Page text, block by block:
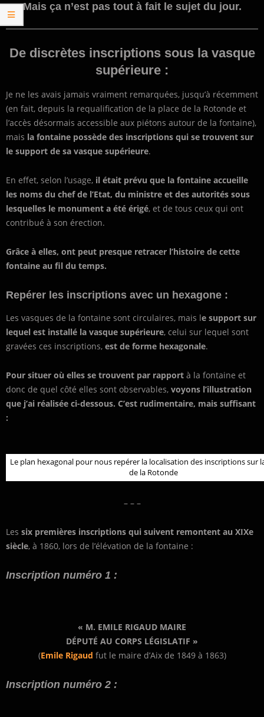
Mais ça n’est pas tout à fait le sujet du jour.
De discrètes inscriptions sous la vasque
supérieure :
Je ne les avais jamais vraiment remarquées, jusqu’à récemment
(en fait, depuis la requalification de la place de la Rotonde et
l’accès désormais accessible aux piétons autour de la fontaine),
mais la fontaine possède des inscriptions qui se trouvent sur
le support de sa vasque supérieure.
En effet, selon l’usage, il était prévu que la fontaine accueille
les noms du chef de l’Etat, du ministre et des autorités sous
lesquelles le monument a été érigé, et de tous ceux qui ont
contribué à son érection.
Grâce à elles, ont peut presque retracer l’histoire de cette
fontaine au fil du temps.
Repérer les inscriptions avec un hexagone :
Les vasques de la fontaine sont circulaires, mais le support sur
lequel est installé la vasque supérieure, celui sur lequel sont
gravées ces inscriptions, est de forme hexagonale.
Pour situer où elles se trouvent par rapport à la fontaine et
donc de quel côté elles sont observables, voyons l’illustration
que j’ai réalisée ci-dessous. C’est rudimentaire, mais suffisant
:
Le plan hexagonal pour nous repérer la localisation des inscriptions sur
de la Rotonde
– – –
Les six premières inscriptions qui suivent remontent au XIXe
siècle, à 1860, lors de l’élévation de la fontaine :
Inscription numéro 1 :
« M. EMILE RIGAUD MAIRE
DÉPUTÉ AU CORPS LÉGISLATIF »
(Emile Rigaud fut le maire d’Aix de 1849 à 1863)
Inscription numéro 2 :